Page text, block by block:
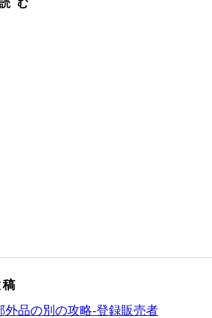
む
外品の別の攻略‐登録販売者